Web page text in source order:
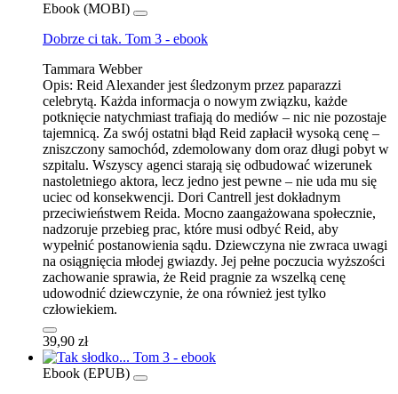
Ebook (MOBI)
Dobrze ci tak. Tom 3 - ebook
Tammara Webber
Opis: Reid Alexander jest śledzonym przez paparazzi
celebrytą. Każda informacja o nowym związku, każde
potknięcie natychmiast trafiają do mediów – nic nie pozostaje
tajemnicą. Za swój ostatni błąd Reid zapłacił wysoką cenę –
zniszczony samochód, zdemolowany dom oraz długi pobyt w
szpitalu. Wszyscy agenci starają się odbudować wizerunek
nastoletniego aktora, lecz jedno jest pewne – nie uda mu się
uciec od konsekwencji. Dori Cantrell jest dokładnym
przeciwieństwem Reida. Mocno zaangażowana społecznie,
nadzoruje przebieg prac, które musi odbyć Reid, aby
wypełnić postanowienia sądu. Dziewczyna nie zwraca uwagi
na osiągnięcia młodej gwiazdy. Jej pełne poczucia wyższości
zachowanie sprawia, że Reid pragnie za wszelką cenę
udowodnić dziewczynie, że ona również jest tylko
człowiekiem.
39,90 zł
Ebook (EPUB)